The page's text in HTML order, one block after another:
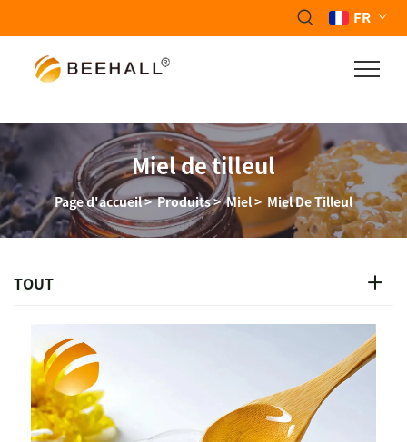
FR
Miel de tilleul
Page d'accueil>Produits>Miel> Miel De Tilleul
TOUT